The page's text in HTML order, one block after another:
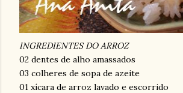
INGREDIENTES DO ARROZ
02 dentes de alho amassados
03 colheres de sopa de azeite
01 xícara de arroz lavado e escorrido